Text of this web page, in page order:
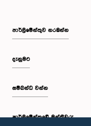
පාර්ලි‌මේන්තුව නරඹන්න
දැනුමට
සම්බන්ධ වන්න
පාර්ලි‌මේන්තුවේ මන්ත්‍රීවරු